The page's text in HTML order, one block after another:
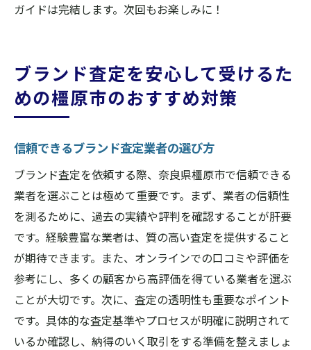
ガイドは完結します。次回もお楽しみに！
ブランド査定を安心して受けるた
めの橿原市のおすすめ対策
信頼できるブランド査定業者の選び方
ブランド査定を依頼する際、奈良県橿原市で信頼できる
業者を選ぶことは極めて重要です。まず、業者の信頼性
を測るために、過去の実績や評判を確認することが肝要
です。経験豊富な業者は、質の高い査定を提供すること
が期待できます。また、オンラインでの口コミや評価を
参考にし、多くの顧客から高評価を得ている業者を選ぶ
ことが大切です。次に、査定の透明性も重要なポイント
です。具体的な査定基準やプロセスが明確に説明されて
いるか確認し、納得のいく取引をする準備を整えましょ